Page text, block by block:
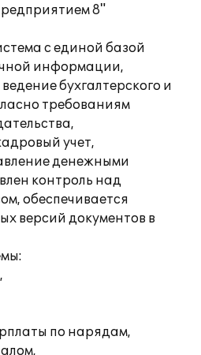
8"
с единой базой
информации,
бухгалтерского и
требованиям
учет,
денежными
контроль над
обеспечивается
версий документов в
по нарядам,